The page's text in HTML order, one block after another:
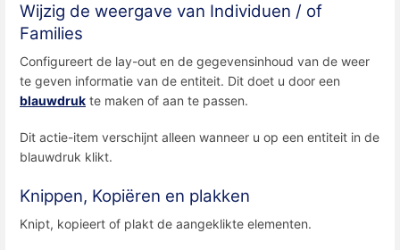
Wijzig de weergave van Individuen / of
Families
Configureert de lay-out en de gegevensinhoud van de weer
te geven informatie van de entiteit. Dit doet u door een
blauwdruk te maken of aan te passen.
Dit actie-item verschijnt alleen wanneer u op een entiteit in de
blauwdruk klikt.
Knippen, Kopiëren en plakken
Knipt, kopieert of plakt de aangeklikte elementen.